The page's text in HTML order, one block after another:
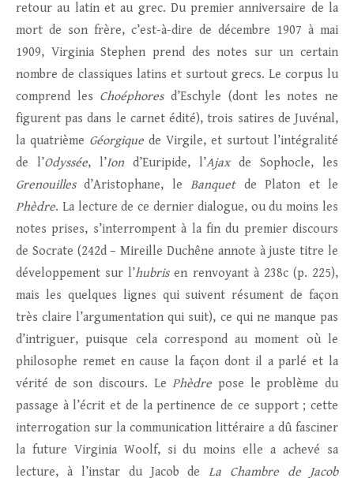
retour au latin et au grec. Du premier anniversaire de la
mort de son frère, c’est-à-dire de décembre 1907 à mai
1909, Virginia Stephen prend des notes sur un certain
nombre de classiques latins et surtout grecs. Le corpus lu
comprend les Choéphoresd’Eschyle (dont les notes ne
figurent pas dans le carnet édité), trois satires de Juvénal,
la quatrième Géorgique de Virgile, et surtout l’intégralité
de l’Odyssée, l’Ion d’Euripide, l’Ajaxde Sophocle, les
Grenouillesd’Aristophane, leBanquetde Platon et le
Phèdre. La lecture de ce dernier dialogue, ou du moins les
notes prises, s’interrompent à la fin du premier discours
de Socrate (242d – Mireille Duchêne annote à juste titre le
développement sur l’hubrisen renvoyant à 238c (p. 225),
mais les quelques lignes qui suivent résument de façon
très claire l’argumentation qui suit), ce qui ne manque pas
d’intriguer, puisque cela correspond au moment où le
philosophe remet en cause la façon dont il a parlé et la
vérité de son discours. LePhèdre pose le problème du
passage à l’écrit et de la pertinence de ce support ; cette
interrogation sur la communication littéraire a dû fasciner
la future Virginia Woolf, si du moins elle a achevé sa
lecture, à l’instar du Jacob deLa Chambre de Jacob